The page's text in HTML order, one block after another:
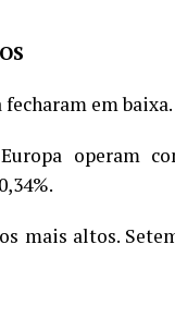
em
operam
mais altos.